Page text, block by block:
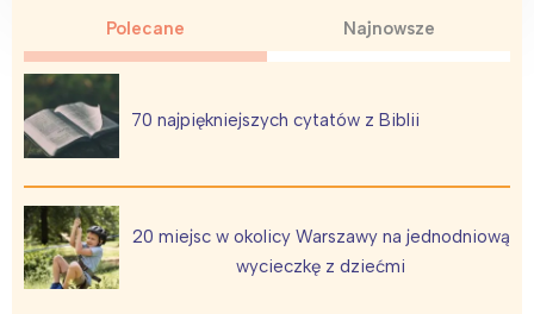
Polecane Najnowsze
70 najpiękniejszych cytatów z Biblii
20 miejsc w okolicy Warszawy na jednodniową
wycieczkę z dziećmi